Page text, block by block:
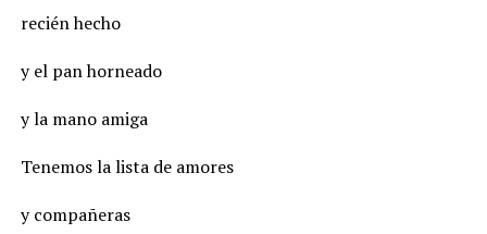
recién hecho
y el pan horneado
y la mano amiga
Tenemos la lista de amores
y compañeras